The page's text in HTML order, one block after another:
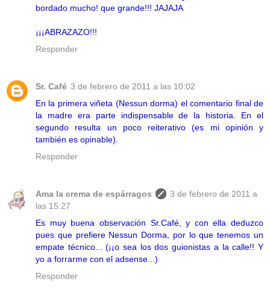
bordado mucho! que grande!!! JAJAJA
¡¡¡ABRAZAZO!!!
Responder
Sr. Café 3 de febrero de 2011 a las 10:02
En la primera viñeta (Nessun dorma) el comentario final de
la madre era parte indispensable de la historia. En el
segundo resulta un poco reiterativo (es mi opinión y
también es opinable).
Responder
Ama la crema de espárragos
3 de febrero de 2011 a
las 15:27
Es muy buena observación Sr.Café, y con ella deduzco
pues que prefiere Nessun Dorma, por lo que tenemos un
empate técnico... (¡¡o sea los dos guionistas a la calle!! Y
yo a forrarme con el adsense...)
Responder